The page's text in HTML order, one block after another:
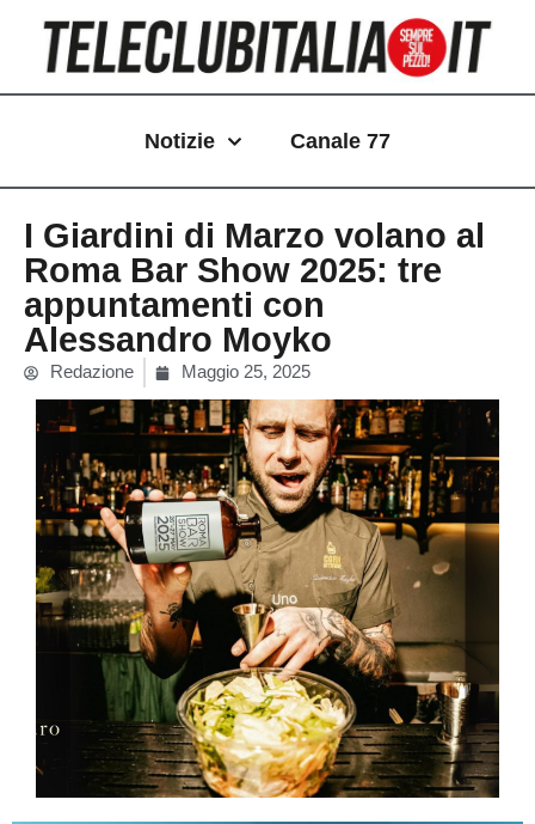
contenuto
Notizie Canale 77
I Giardini di Marzo volano al
Roma Bar Show 2025: tre
appuntamenti con
Alessandro Moyko
Redazione Maggio 25, 2025